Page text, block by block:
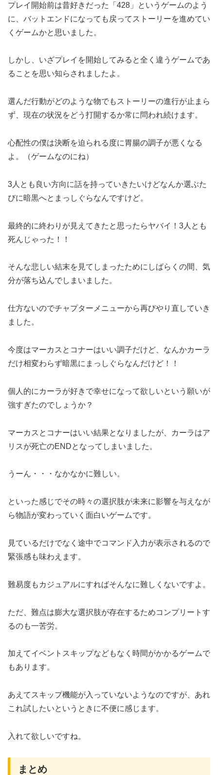
プレイ開始前は昔好きだった「428」というゲームのよう
に、バットエンドになっても戻ってストーリーを進めてい
くゲームかと思いました。
しかし、いざプレイを開始してみると全く違うゲームであ
ることを思い知らされましたよ。
選んだ行動がどのような物でもストーリーの進行が止まら
ず、現在の状況をどう打開するか常に問われ続けます。
心配性の僕は決断を迫られる度に胃腸の調子が悪くなる
よ。（ゲームなのにね）
3人とも良い方向に話を持っていきたいけどなんか選ぶた
びに暗黒へとまっしぐらなんですけど。
最終的に終わりが見えてきたと思ったらヤバイ！3人とも
死んじゃった！！
そんな悲しい結末を見てしまったためにしばらくの間、気
分が落ち込んでしまいました。
仕方ないのでチャプターメニューから再びやり直していき
ました。
今度はマーカスとコナーはいい調子だけど、なんかカーラ
だけ相変わらず暗黒にまっしぐらなんだけど！！
個人的にカーラが好きで幸せになって欲しいという願いが
強すぎたのでしょうか？
マーカスとコナーはいい結果となりましたが、カーラはア
リスが死亡のENDとなってしまいました。
うーん・・・なかなかに難しい。
といった感じでその時々の選択肢が未来に影響を与えなが
ら物語が変わっていく面白いゲームです。
見ているだけでなく途中でコマンド入力が表示されるので
緊張感も味わえます。
難易度もカジュアルにすればそんなに難しくないですよ。
ただ、難点は膨大な選択肢が存在するためコンプリートす
るのも一苦労。
加えてイベントスキップなどもなく時間がかかるゲームで
もあります。
あえてスキップ機能が入っていないようなのですが、あれ
これ試したいというときに不便に感じます。
入れて欲しいですね。
まとめ